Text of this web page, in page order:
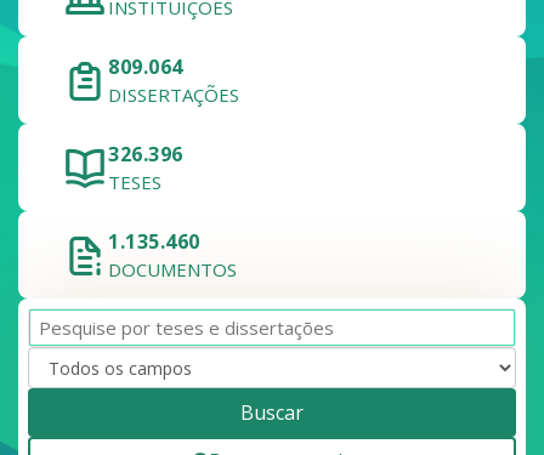
INSTITUIÇÕES
809.064
DISSERTAÇÕES
326.396
TESES
1.135.460
DOCUMENTOS
Buscar